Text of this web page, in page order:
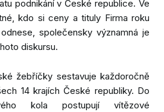
podnikání v České republice. Ve
kdo si ceny a tituly Firma roku
společensky významná je
diskursu.
žebříčky sestavuje každoročně
14 krajích České republiky. Do
kola postupují vítězové